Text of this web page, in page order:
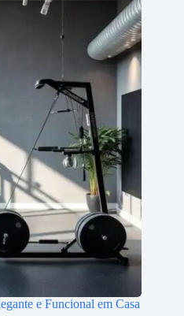
e Funcional em Casa